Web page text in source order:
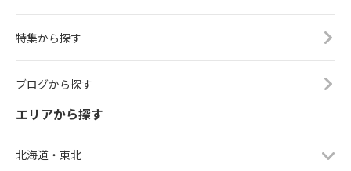
特集から探す
ブログから探す
エリアから探す
北海道・東北